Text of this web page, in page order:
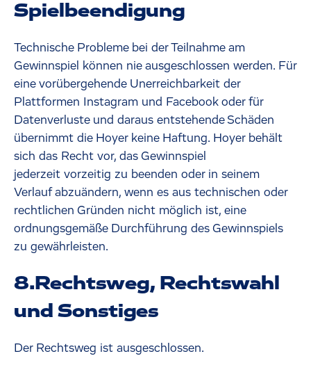
Spielbeendigung
Technische Probleme bei der Teilnahme am
Gewinnspiel können nie ausgeschlossen werden. Für
eine vorübergehende Unerreichbarkeit der
Plattformen Instagram und Facebook oder für
Datenverluste und daraus entstehende Schäden
übernimmt die Hoyer keine Haftung. Hoyer behält
sich das Recht vor, das Gewinnspiel
jederzeit vorzeitig zu beenden oder in seinem
Verlauf abzuändern, wenn es aus technischen oder
rechtlichen Gründen nicht möglich ist, eine
ordnungsgemäße Durchführung des Gewinnspiels
zu gewährleisten.
8.Rechtsweg, Rechtswahl
und Sonstiges
Der Rechtsweg ist ausgeschlossen.